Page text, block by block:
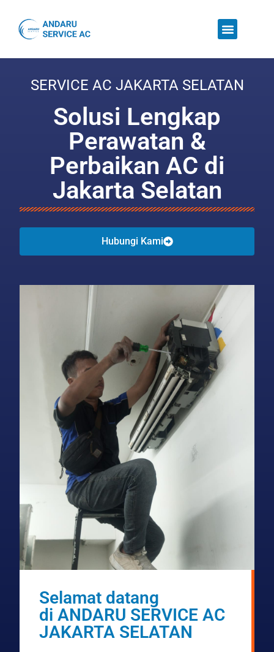
SERVICE AC JAKARTA SELATAN
Solusi Lengkap
Perawatan &
Perbaikan AC di
Jakarta Selatan
Hubungi Kami
Selamat datang
di ANDARU SERVICE AC
JAKARTA SELATAN